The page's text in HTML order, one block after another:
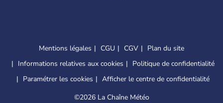
Mentions légales CGU CGV
Plan du site
Informations relatives aux cookies
Politique de confidentialité
Paramétrer les cookies
Afficher le centre de confidentialité
©2026 La Chaîne Météo